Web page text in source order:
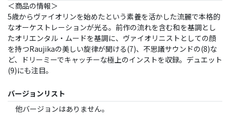
＜商品の情報＞
5歳からヴァイオリンを始めたという素養を活かした流麗で本格的
なオーケストレーションが光る。前作の流れを含む和を基調とし
たオリエンタル・ムードを基調に、ヴァイオリニストとしての顔
を持つRaujikaの美しい旋律が聞ける(7)、不思議サウンドの(8)な
ど、ドリーミーでキャッチーな極上のインストを収録。デュエット
(9)にも注目。
バージョンリスト
他バージョンはありません。